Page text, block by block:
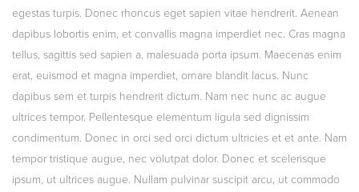
egestas turpis. Donec rhoncus eget sapien vitae hendrerit. Aenean
dapibus lobortis enim, et convallis magna imperdiet nec. Cras magna
tellus, sagittis sed sapien a, malesuada porta ipsum. Maecenas enim
erat, euismod et magna imperdiet, ornare blandit lacus. Nunc
dapibus sem et turpis hendrerit dictum. Nam nec nunc ac augue
ultrices tempor. Pellentesque elementum ligula sed dignissim
condimentum. Donec in orci sed orci dictum ultricies et et ante. Nam
tempor tristique augue, nec volutpat dolor. Donec et scelerisque
ipsum, ut ultrices augue. Nullam pulvinar suscipit arcu, ut commodo